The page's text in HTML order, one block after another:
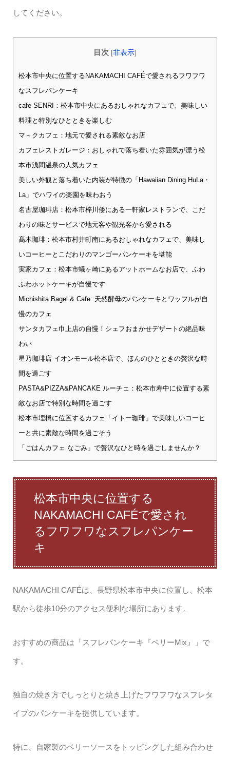
してください。
目次 [非表示]
松本市中央に位置するNAKAMACHI CAFÉで愛されるフワフワ
なスフレパンケーキ
cafe SENRI：松本市中央にあるおしゃれなカフェで、美味しい
料理と特別なひとときを楽しむ
マ～クカフェ：地元で愛される素敵なお店
カフェレストガレージ：おしゃれで落ち着いた雰囲気が漂う松
本市浅間温泉の人気カフェ
美しい外観と落ち着いた内装が特徴の「Hawaiian Dining HuLa・
La」でハワイの楽園を味わおう
名古屋珈琲店：松本市梓川倭にある一軒家レストランで、こだ
わりの味とサービスで地元客や観光客から愛される
髙木珈琲：松本市村井町南にあるおしゃれなカフェで、美味し
いコーヒーとこだわりのマンゴーパンケーキを堪能
実家カフェ：松本市蟻ヶ崎にあるアットホームなお店で、ふわ
ふわホットケーキが自慢です
Michishita Bagel & Cafe: 天然酵母のパンケーキとワッフルが自
慢のカフェ
サンタカフェ巾上店の自慢！シェフおまかせデザートの絶品味
わい
星乃珈琲店 イオンモール松本店で、ほんのひとときの贅沢な時
間を過ごす
PASTA&PIZZA&PANCAKE ルーチェ：松本市寿中に位置する素
敵なお店で特別な時間を過ごす
松本市埋橋に位置するカフェ「イトー珈琲」で美味しいコーヒ
ーと共に素敵な時間を過ごそう
「ごはんカフェ なごみ」で贅沢なひと時を過ごしませんか？
松本市中央に位置する
NAKAMACHI CAFÉで愛され
るフワフワなスフレパンケー
キ
NAKAMACHI CAFÉは、長野県松本市中央に位置し、松本
駅から徒歩10分のアクセス便利な場所にあります。
おすすめの商品は「スフレパンケーキ『ベリーMix』」で
す。
独自の焼き方でしっとりと焼き上げたフワフワなスフレタ
イプのパンケーキを提供しています。
特に、自家製のベリーソースをトッピングした組み合わせ